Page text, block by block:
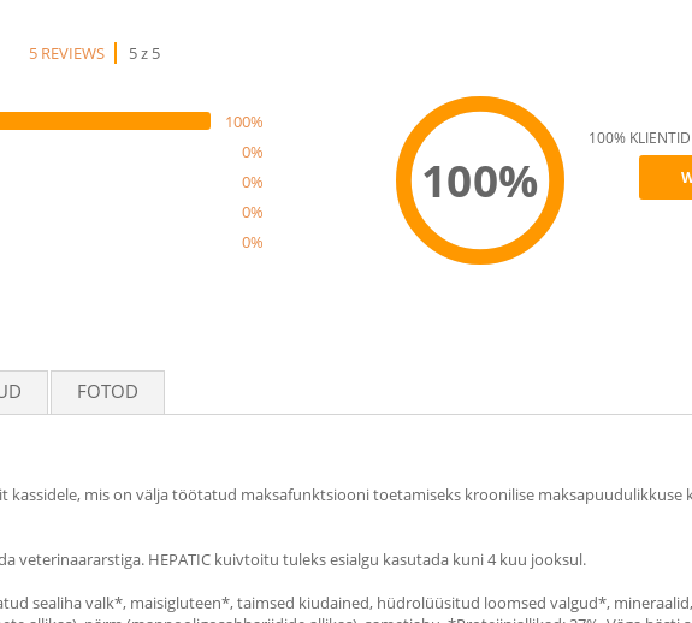
5 REVIEWS 5 z 5
100%
0%
0%
0%
0%
100%
100%
FOTOD
mis on välja töötatud maksafunktsiooni toetamiseks kroonilise maksapuudulikkuse
veterinaararstiga. HEPATIC kuivtoitu tuleks esialgu kasutada kuni 4 kuu jooksul.
sealiha valk*, maisigluteen*, taimsed kiudained, hüdrolüüsitud loomsed valgud*,